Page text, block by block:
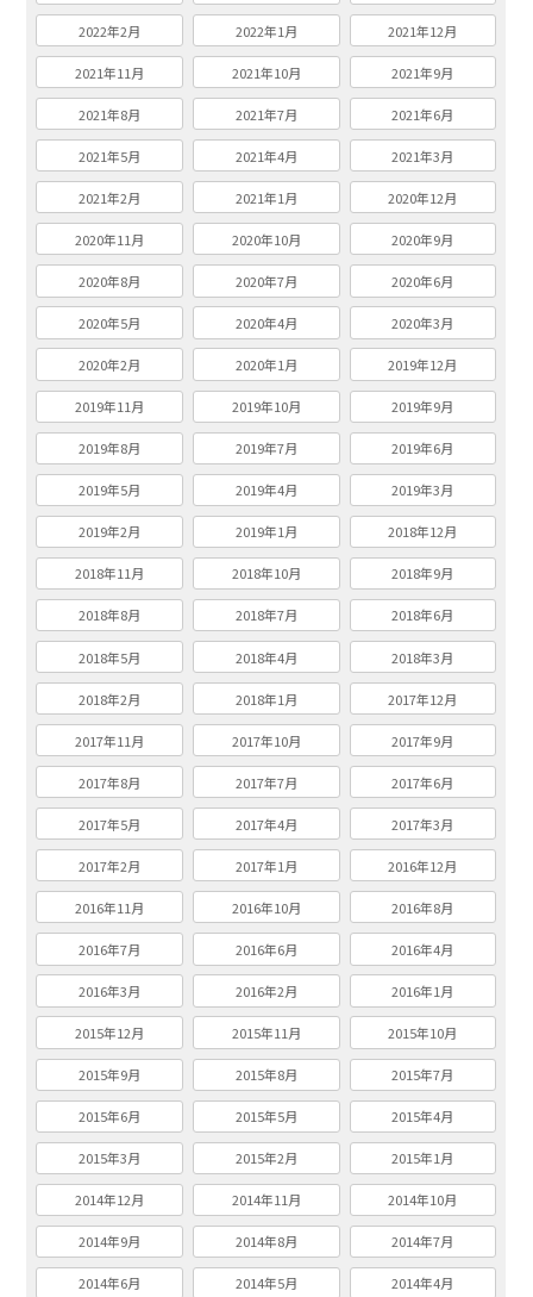
2022年2月 2022年1月 2021年12月
2021年11月 2021年10月 2021年9月
2021年8月 2021年7月 2021年6月
2021年5月 2021年4月 2021年3月
2021年2月 2021年1月 2020年12月
2020年11月 2020年10月 2020年9月
2020年8月 2020年7月 2020年6月
2020年5月 2020年4月 2020年3月
2020年2月 2020年1月 2019年12月
2019年11月 2019年10月 2019年9月
2019年8月 2019年7月 2019年6月
2019年5月 2019年4月 2019年3月
2019年2月 2019年1月 2018年12月
2018年11月 2018年10月 2018年9月
2018年8月 2018年7月 2018年6月
2018年5月 2018年4月 2018年3月
2018年2月 2018年1月 2017年12月
2017年11月 2017年10月 2017年9月
2017年8月 2017年7月 2017年6月
2017年5月 2017年4月 2017年3月
2017年2月 2017年1月 2016年12月
2016年11月 2016年10月 2016年8月
2016年7月 2016年6月 2016年4月
2016年3月 2016年2月 2016年1月
2015年12月 2015年11月 2015年10月
2015年9月 2015年8月 2015年7月
2015年6月 2015年5月 2015年4月
2015年3月 2015年2月 2015年1月
2014年12月 2014年11月 2014年10月
2014年9月 2014年8月 2014年7月
2014年6月 2014年5月 2014年4月